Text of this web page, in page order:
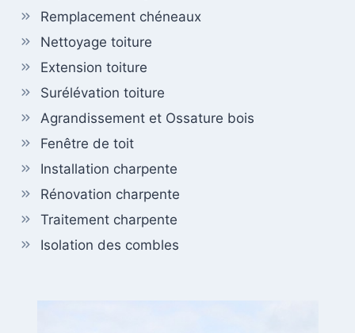
Remplacement chéneaux
Nettoyage toiture
Extension toiture
Surélévation toiture
Agrandissement et Ossature bois
Fenêtre de toit
Installation charpente
Rénovation charpente
Traitement charpente
Isolation des combles